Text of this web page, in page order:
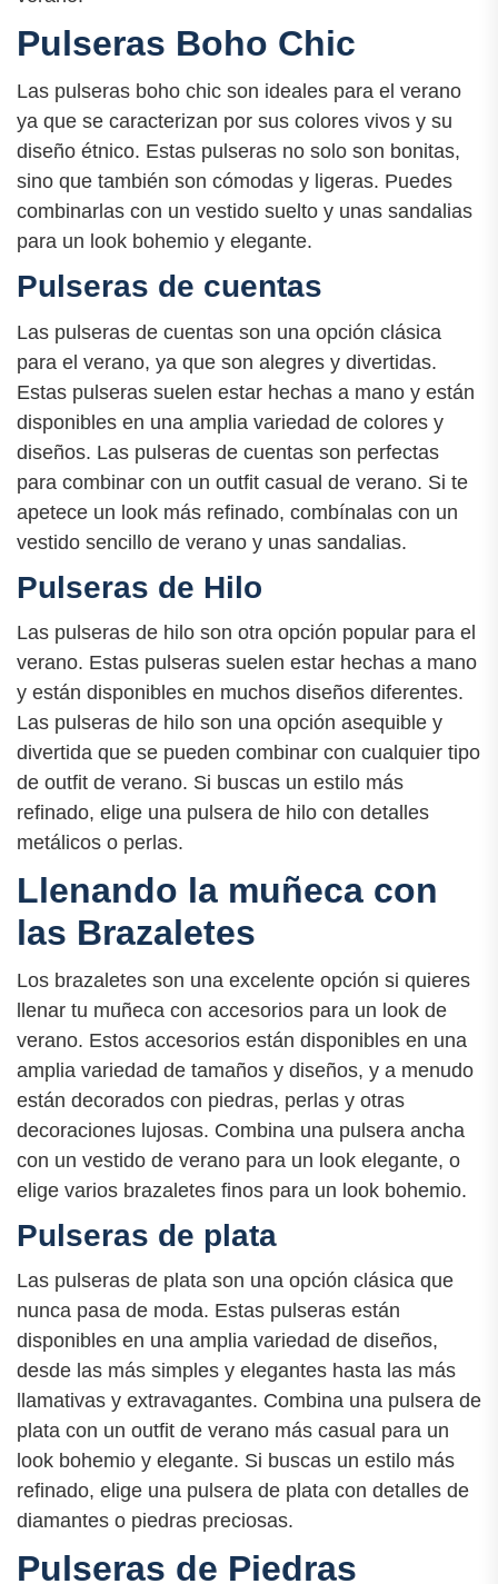
Pulseras Boho Chic
Las pulseras boho chic son ideales para el verano
ya que se caracterizan por sus colores vivos y su
diseño étnico. Estas pulseras no solo son bonitas,
sino que también son cómodas y ligeras. Puedes
combinarlas con un vestido suelto y unas sandalias
para un look bohemio y elegante.
Pulseras de cuentas
Las pulseras de cuentas son una opción clásica
para el verano, ya que son alegres y divertidas.
Estas pulseras suelen estar hechas a mano y están
disponibles en una amplia variedad de colores y
diseños. Las pulseras de cuentas son perfectas
para combinar con un outfit casual de verano. Si te
apetece un look más refinado, combínalas con un
vestido sencillo de verano y unas sandalias.
Pulseras de Hilo
Las pulseras de hilo son otra opción popular para el
verano. Estas pulseras suelen estar hechas a mano
y están disponibles en muchos diseños diferentes.
Las pulseras de hilo son una opción asequible y
divertida que se pueden combinar con cualquier tipo
de outfit de verano. Si buscas un estilo más
refinado, elige una pulsera de hilo con detalles
metálicos o perlas.
Llenando la muñeca con
las Brazaletes
Los brazaletes son una excelente opción si quieres
llenar tu muñeca con accesorios para un look de
verano. Estos accesorios están disponibles en una
amplia variedad de tamaños y diseños, y a menudo
están decorados con piedras, perlas y otras
decoraciones lujosas. Combina una pulsera ancha
con un vestido de verano para un look elegante, o
elige varios brazaletes finos para un look bohemio.
Pulseras de plata
Las pulseras de plata son una opción clásica que
nunca pasa de moda. Estas pulseras están
disponibles en una amplia variedad de diseños,
desde las más simples y elegantes hasta las más
llamativas y extravagantes. Combina una pulsera de
plata con un outfit de verano más casual para un
look bohemio y elegante. Si buscas un estilo más
refinado, elige una pulsera de plata con detalles de
diamantes o piedras preciosas.
Pulseras de Piedras